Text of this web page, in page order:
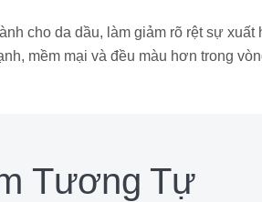
cho da dầu, làm giảm rõ rệt sự xuất
mềm mại và đều màu hơn trong
Tương Tự